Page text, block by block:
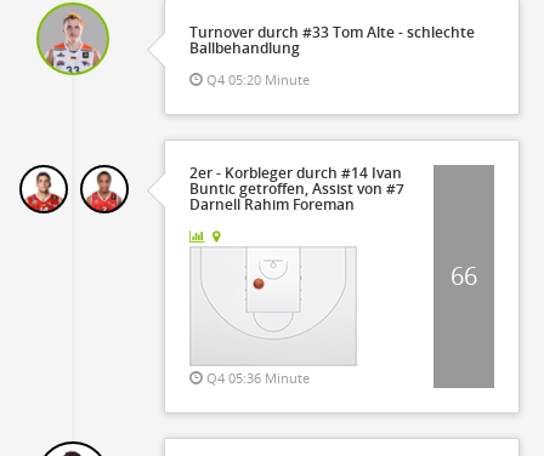
Turnover durch #33 Tom Alte - schlechte
Ballbehandlung
Q4 05:20 Minute
2er - Korbleger durch #14 Ivan
Buntic getroffen, Assist von #7
Darnell Rahim Foreman
Q4 05:36 Minute
66